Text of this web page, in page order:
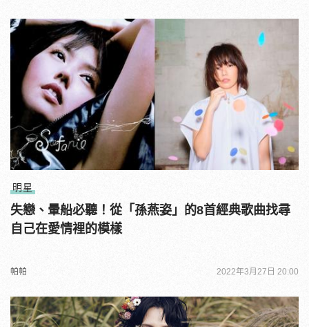
明星
失戀、暈船必聽！從「孫燕姿」的8首經典歌曲找尋
自己在愛情裡的模樣
帕帕 2022年3月27日 20:00